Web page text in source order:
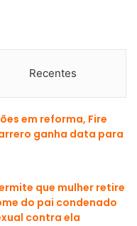
Recentes
em reforma, Fire
ganha data para
que mulher retire
do pai condenado
contra ela